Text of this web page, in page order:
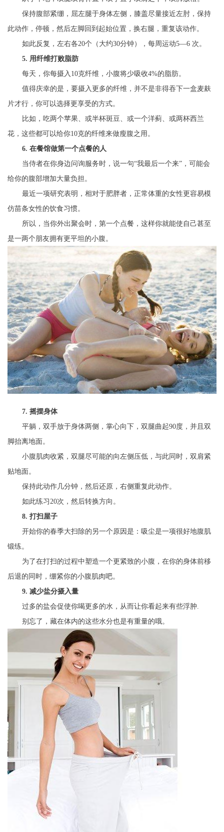
保持腹部紧绷，屈左腿于身体左侧，膝盖尽量接近左肘，保持
此动作，停顿，然后左脚回到起始位置，换右腿，重复该动作。
如此反复，左右各20个（大约30分钟），每周运动5—6 次。
5. 用纤维打败脂肪
每天，你每摄入10克纤维，小腹将少吸收4%的脂肪。
值得庆幸的是，要摄入更多的纤维，并不是非得吞下一盒麦麸
片才行，你可以选择更享受的方式。
比如，吃两个苹果、或半杯斑豆、或一个洋蓟、或两杯西兰
花，这些都可以给你10克的纤维来做瘦腹之用。
6. 在餐馆做第一个点餐的人
当侍者在你身边问询服务时，说一句“我最后一个来”，可能会
给你的腹部增加大量负担。
最近一项研究表明，相对于肥胖者，正常体重的女性更容易模
仿苗条女性的饮食习惯。
所以，当你外出聚会时，第一个点餐，这样你就能使自己甚至
是一两个朋友拥有更平坦的小腹。
7. 摇摆身体
平躺，双手放于身体两侧，掌心向下，双腿曲起90度，并且双
脚抬离地面。
小腹肌肉收紧，双腿尽可能的向左侧压低，与此同时，双肩紧
贴地面。
保持此动作几分钟，然后还原，右侧重复此动作。
如此练习20次，然后转换方向。
8. 打扫屋子
开始你的春季大扫除的另一个原因是：吸尘是一项很好地腹肌
锻练。
为了在打扫的过程中塑造一个更紧致的小腹，在你的身体前移
后退的同时，绷紧你的小腹肌肉吧。
9. 减少盐分摄入量
过多的盐会促使你喝更多的水，从而让你看起来有些浮肿.
别忘了，藏在体内的这些水分也是有重量的哦。